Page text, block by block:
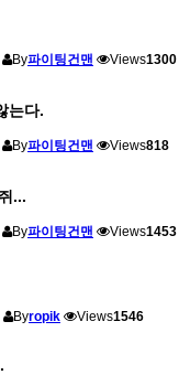
By파이팅건맨 Views1300
는다.
By파이팅건맨 Views818
...
By파이팅건맨 Views1453
Byropik Views1546